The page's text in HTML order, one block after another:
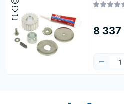
8 337